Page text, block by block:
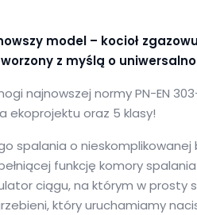
model – kocioł
z myślą o
najnowszej normy PN-EN
ekoprojektu oraz 5 klasy!
spalania o
funkcję komory
ciągu, na którym w
który uruchamiamy